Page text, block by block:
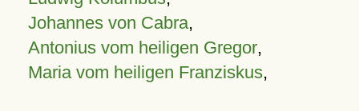
Johannes von Cabra,
Antonius vom heiligen Gregor,
Maria vom heiligen Franziskus,